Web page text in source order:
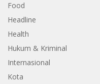
Food
Headline
Health
Hukum & Kriminal
Internasional
Kota